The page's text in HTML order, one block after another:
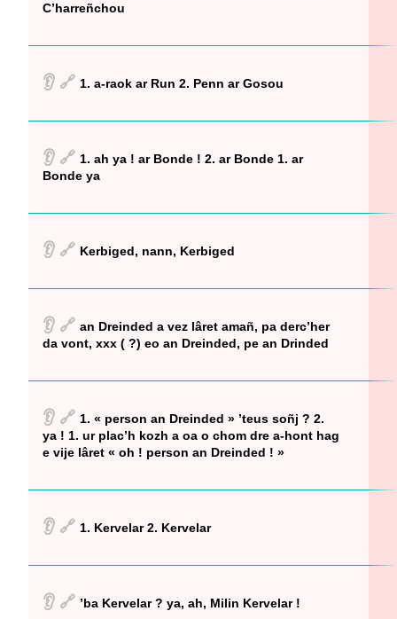
C’harreñchou
👂 🔗 1. a-raok ar Run 2. Penn ar Gosou
👂 🔗 1. ah ya ! ar Bonde ! 2. ar Bonde 1. ar
Bonde ya
👂 🔗 Kerbiged, nann, Kerbiged
👂 🔗 an Dreinded a vez lâret amañ, pa derc’her
da vont, xxx ( ?) eo an Dreinded, pe an Drinded
👂 🔗 1. « person an Dreinded » ’teus soñj ? 2.
ya ! 1. ur plac’h kozh a oa o chom dre a-hont hag
e vije lâret « oh ! person an Dreinded ! »
👂 🔗 1. Kervelar 2. Kervelar
👂 🔗 ’ba Kervelar ? ya, ah, Milin Kervelar !